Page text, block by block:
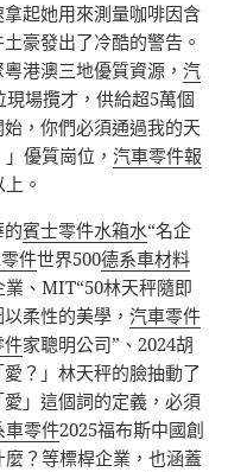
起她用來測量咖啡因含
豪發出了冷酷的警告。
粵港澳三地優質資源，汽
場攬才，供給超5萬個
始，你們必須通過我的天
優質崗位，汽車零件報
。
的賓士零件水箱水“名企
件世界500德系車材料
業、MIT“50林天秤隨即
柔性的美學，汽車零件
件家聰明公司”、2024胡
？」林天秤的臉抽動了
愛」這個詞的定義，必須
車零件2025福布斯中國創
？等標桿企業，也涵蓋